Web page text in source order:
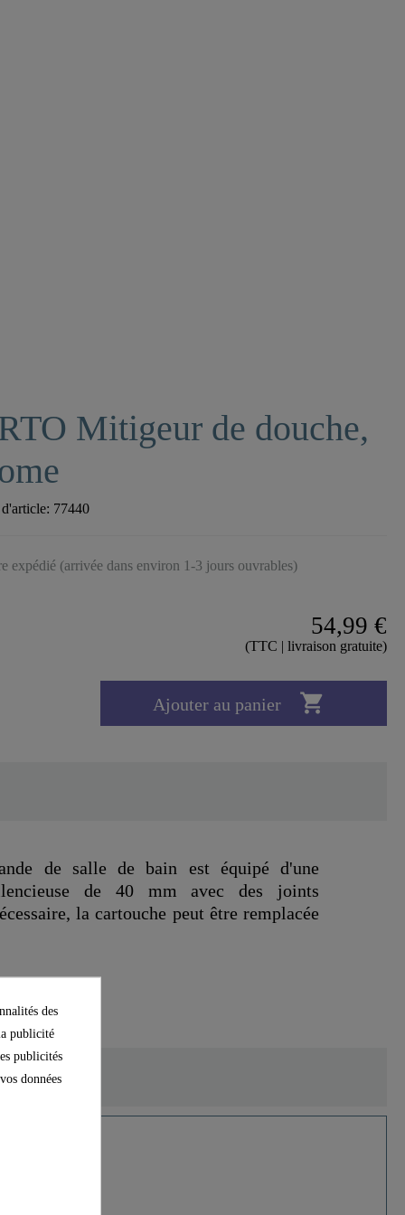
Mitigeur de douche,
77440
expédié (arrivée dans environ 1-3 jours ouvrables)
54,99 €
(TTC | livraison gratuite)
Ajouter au panier 
de salle de bain est équipé d'une
de 40 mm avec des joints
la cartouche peut être remplacée
des
publicité
publicités
données